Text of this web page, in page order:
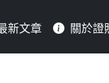
新文章 關於證